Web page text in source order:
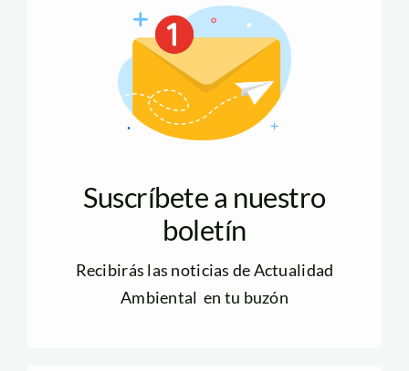
Suscríbete a nuestro
boletín
Recibirás las noticias de Actualidad
Ambiental en tu buzón